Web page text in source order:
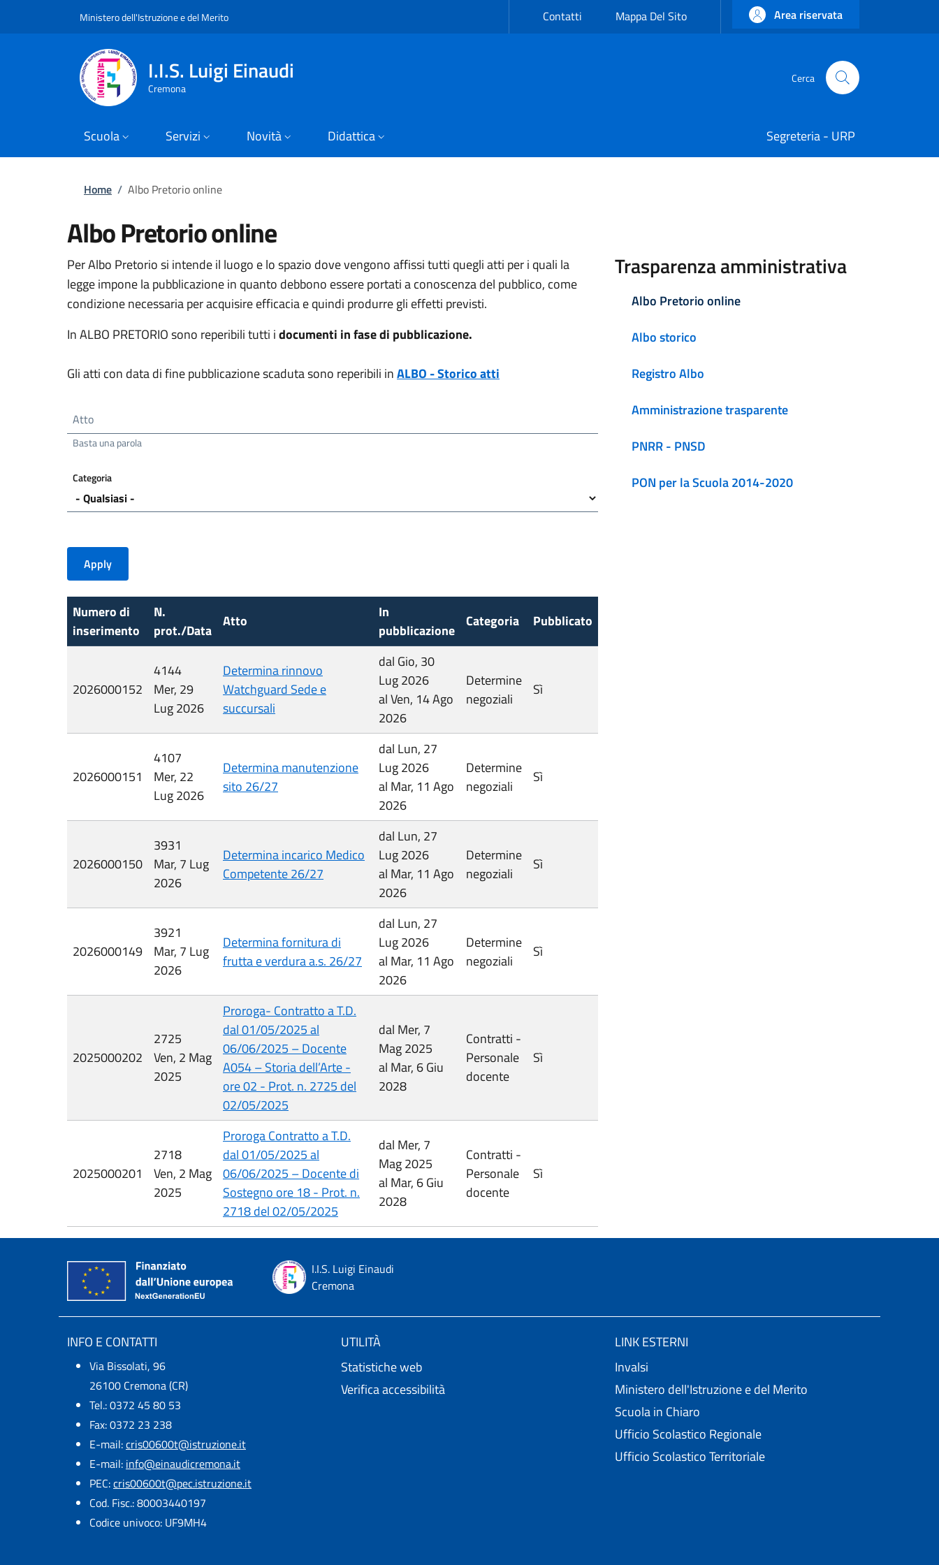
Ministero dell'Istruzione e del MeritoSlim top Contatti Mappa Del Sito Area riservata
I.I.S. Luigi Einaudi
Cremona
Cerca
Cerca
Scuola Servizi Novità Didattica Segreteria - URP
Briciole di pane
Home / Albo Pretorio online
Albo Pretorio online
Per Albo Pretorio si intende il luogo e lo spazio dove vengono affissi tutti quegli atti per i quali la
legge impone la pubblicazione in quanto debbono essere portati a conoscenza del pubblico, come
condizione necessaria per acquisire efficacia e quindi produrre gli effetti previsti.
In ALBO PRETORIO sono reperibili tutti idocumenti in fase di pubblicazione.
Gli atti con data di fine pubblicazione scaduta sono reperibili inALBO - Storico atti
Atto
Basta una parola
Categoria
Numero di
inserimento
N.
prot./Data
Atto
In
pubblicazione
Categoria Pubblicato
2026000152
4144
Mer, 29
Lug 2026
Determina rinnovo
Watchguard Sede e
succursali
dal Gio, 30
Lug 2026
al Ven, 14 Ago
2026
Determine
negoziali
Sì
2026000151
4107
Mer, 22
Lug 2026
Determina manutenzione
sito 26/27
dal Lun, 27
Lug 2026
al Mar, 11 Ago
2026
Determine
negoziali
Sì
2026000150
3931
Mar, 7 Lug
2026
Determina incarico Medico
Competente 26/27
dal Lun, 27
Lug 2026
al Mar, 11 Ago
2026
Determine
negoziali
Sì
2026000149
3921
Mar, 7 Lug
2026
Determina fornitura di
frutta e verdura a.s. 26/27
dal Lun, 27
Lug 2026
al Mar, 11 Ago
2026
Determine
negoziali
Sì
2025000202
2725
Ven, 2 Mag
2025
Proroga- Contratto a T.D.
dal 01/05/2025 al
06/06/2025 – Docente
A054 – Storia dell’Arte -
ore 02 - Prot. n. 2725 del
02/05/2025
dal Mer, 7
Mag 2025
al Mar, 6 Giu
2028
Contratti -
Personale
docente
Sì
2025000201
2718
Ven, 2 Mag
2025
Proroga Contratto a T.D.
dal 01/05/2025 al
06/06/2025 – Docente di
Sostegno ore 18 - Prot. n.
2718 del 02/05/2025
dal Mer, 7
Mag 2025
al Mar, 6 Giu
2028
Contratti -
Personale
docente
Sì
Trasparenza amministrativa
Albo Pretorio online
Albo storico
Registro Albo
Amministrazione trasparente
PNRR - PNSD
PON per la Scuola 2014-2020
I.I.S. Luigi Einaudi
Cremona
INFO E CONTATTI
Via Bissolati, 96
26100 Cremona (CR)
Tel.: 0372 45 80 53
Fax: 0372 23 238
E-mail:cris00600t@istruzione.it
E-mail:​ info@einaudicremona.it
PEC:cris00600t@pec.istruzione.it
Cod. Fisc.: 80003440197
Codice univoco: UF9MH4
UTILITÀ
Statistiche web
Verifica accessibilità
LINK ESTERNI
Invalsi
Ministero dell'Istruzione e del Merito
Scuola in Chiaro
Ufficio Scolastico Regionale
Ufficio Scolastico Territoriale